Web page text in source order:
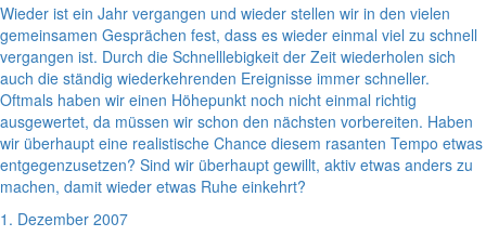
Wieder ist ein Jahr vergangen und wieder stellen wir in den vielen
gemeinsamen Gesprächen fest, dass es wieder einmal viel zu schnell
vergangen ist. Durch die Schnelllebigkeit der Zeit wiederholen sich
auch die ständig wiederkehrenden Ereignisse immer schneller.
Oftmals haben wir einen Höhepunkt noch nicht einmal richtig
ausgewertet, da müssen wir schon den nächsten vorbereiten. Haben
wir überhaupt eine realistische Chance diesem rasanten Tempo etwas
entgegenzusetzen? Sind wir überhaupt gewillt, aktiv etwas anders zu
machen, damit wieder etwas Ruhe einkehrt?
1. Dezember 2007